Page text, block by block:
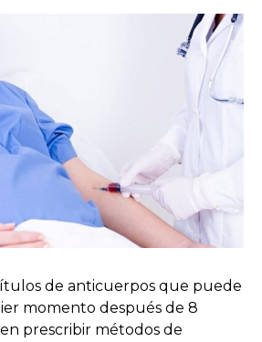
de anticuerpos que puede
momento después de 8
prescribir métodos de